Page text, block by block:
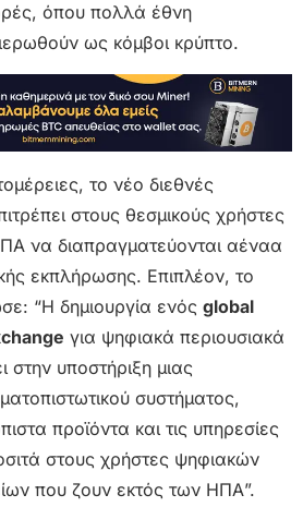
όπου πολλά έθνη
ως κόμβοι κρύπτο.
το νέο διεθνές
στους θεσμικούς χρήστες
να διαπραγματεύονται αέναα
εκπλήρωσης. Επιπλέον, το
“Η δημιουργία ενός global
για ψηφιακά περιουσιακά
στην υποστήριξη μιας
συστήματος,
προϊόντα και τις υπηρεσίες
στους χρήστες ψηφιακών
που ζουν εκτός των ΗΠΑ”.